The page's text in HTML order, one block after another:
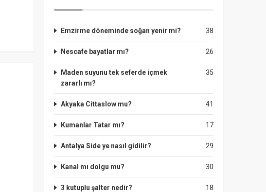
38
Emzirme döneminde soğan yenir mi?
26
Nescafe bayatlar mı?
35
Maden suyunu tek seferde içmek
zararlı mı?
41
Akyaka Cittaslow mu?
17
Kumanlar Tatar mı?
29
Antalya Side ye nasıl gidilir?
30
Kanal mı dolgu mu?
18
3 kutuplu şalter nedir?